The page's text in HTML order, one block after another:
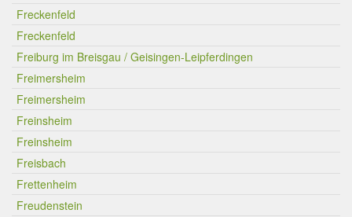
Freckenfeld
Freckenfeld
Freiburg im Breisgau / Geisingen-Leipferdingen
Freimersheim
Freimersheim
Freinsheim
Freinsheim
Freisbach
Frettenheim
Freudenstein